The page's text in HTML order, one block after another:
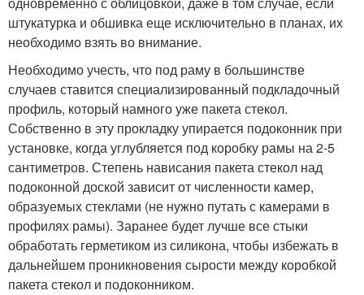
штукатурка и обшивка еще исключительно в планах, их
необходимо взять во внимание.
Необходимо учесть, что под раму в большинстве
случаев ставится специализированный подкладочный
профиль, который намного уже пакета стекол.
Собственно в эту прокладку упирается подоконник при
установке, когда углубляется под коробку рамы на 2-5
сантиметров. Степень нависания пакета стекол над
подоконной доской зависит от численности камер,
образуемых стеклами (не нужно путать с камерами в
профилях рамы). Заранее будет лучше все стыки
обработать герметиком из силикона, чтобы избежать в
дальнейшем проникновения сырости между коробкой
пакета стекол и подоконником.